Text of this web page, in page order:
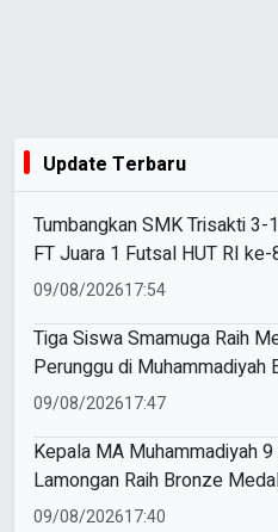
Update Terbaru
Tumbangkan SMK Trisakti 3-
FT Juara 1 Futsal HUT RI ke-
09/08/202617:54
Tiga Siswa Smamuga Raih
Perunggu di Muhammadiyah
Awards 2026
09/08/202617:47
Kepala MA Muhammadiyah
Lamongan Raih Bronze
Jawa Timur pada ME Awards
09/08/202617:40